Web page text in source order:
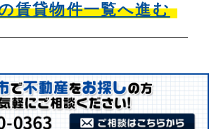
賃貸物件一覧へ進む